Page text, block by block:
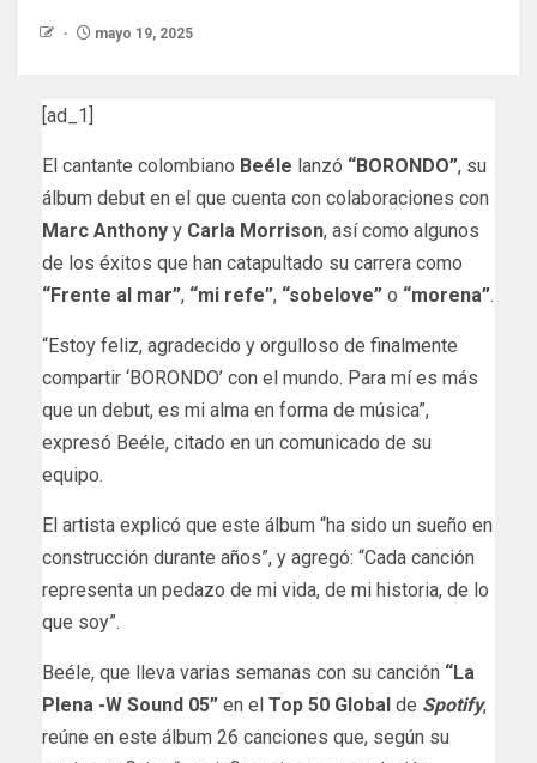
mayo 19, 2025
[ad_1]
El cantante colombiano Beéle lanzó “BORONDO”, su
álbum debut en el que cuenta con colaboraciones con
Marc Anthony y Carla Morrison, así como algunos
de los éxitos que han catapultado su carrera como
“Frente al mar”, “mi refe”, “sobelove” o “morena”.
“Estoy feliz, agradecido y orgulloso de finalmente
compartir ‘BORONDO’ con el mundo. Para mí es más
que un debut, es mi alma en forma de música”,
expresó Beéle, citado en un comunicado de su
equipo.
El artista explicó que este álbum “ha sido un sueño en
construcción durante años”, y agregó: “Cada canción
representa un pedazo de mi vida, de mi historia, de lo
que soy”.
Beéle, que lleva varias semanas con su canción “La
Plena -W Sound 05” en el Top 50 Global de Spotify,
reúne en este álbum 26 canciones que, según su